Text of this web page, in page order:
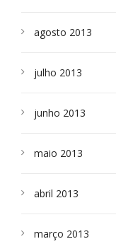
agosto 2013
julho 2013
junho 2013
maio 2013
abril 2013
março 2013